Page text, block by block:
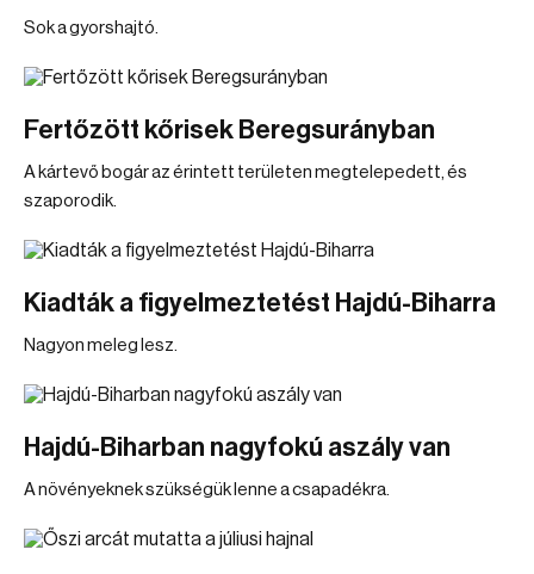
Sok a gyorshajtó.
Fertőzött kőrisek Beregsurányban
A kártevő bogár az érintett területen megtelepedett, és
szaporodik.
Kiadták a figyelmeztetést Hajdú-Biharra
Nagyon meleg lesz.
Hajdú-Biharban nagyfokú aszály van
A növényeknek szükségük lenne a csapadékra.